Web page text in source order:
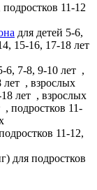
подростков 11-12
для детей 5-6,
15-16, 17-18 лет
6, 7-8, 9-10 лет ,
лет , взрослых
лет , взрослых
, подростков 11-
11-12,
для подростков